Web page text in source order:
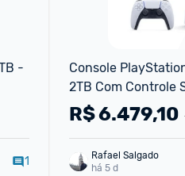
-
1
Console
2TB Com Controle
DualSense
R$6.479,10
Rafael Salgado
há 5 d